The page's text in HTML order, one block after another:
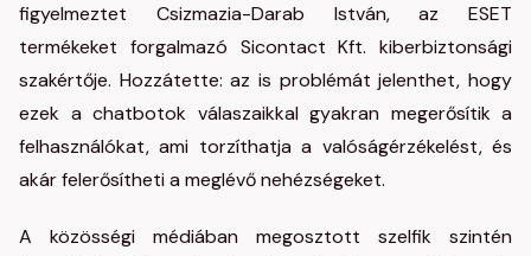
figyelmeztet Csizmazia-Darab István, az ESET
termékeket forgalmazó Sicontact Kft. kiberbiztonsági
szakértője. Hozzátette: az is problémát jelenthet, hogy
ezek a chatbotok válaszaikkal gyakran megerősítik a
felhasználókat, ami torzíthatja a valóságérzékelést, és
akár felerősítheti a meglévő nehézségeket.
A közösségi médiában megosztott szelfik szintén